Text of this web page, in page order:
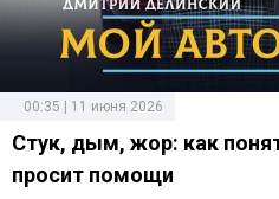
00:35 | 11 июня 2026
Стук, дым, жор: как
просит помощи